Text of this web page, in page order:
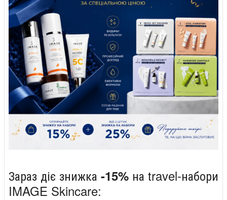
Зараз діє знижка -15% на travel-набори
IMAGE Skincare: